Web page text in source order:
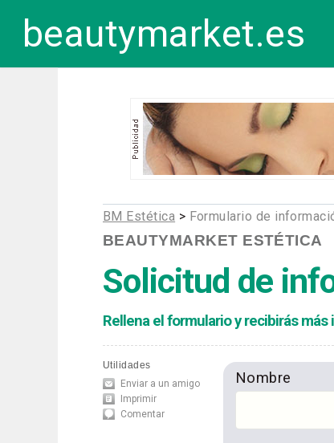
beautymarket.es
BM Estética > Formulario de
BEAUTYMARKET ESTÉTICA
Solicitud de
Rellena el formulario y recibirás
Utilidades
Enviar a un amigo
Imprimir
Comentar
Nombre